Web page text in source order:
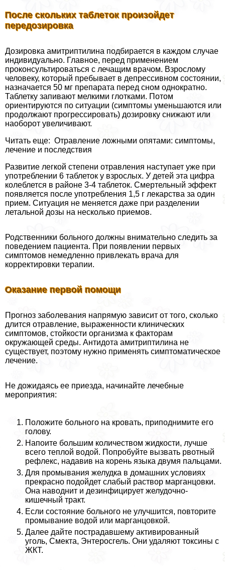
После скольких таблеток произойдет
передозировка
Дозировка амитриптилина подбирается в каждом случае
индивидуально. Главное, перед применением
проконсультироваться с лечащим врачом. Взрослому
человеку, который пребывает в депрессивном состоянии,
назначается 50 мг препарата перед сном однократно.
Таблетку запивают мелкими глотками. Потом
ориентируются по ситуации (симптомы уменьшаются или
продолжают прогрессировать) дозировку снижают или
наоборот увеличивают.
Читать еще: Отравление ложными опятами: симптомы,
лечение и последствия
Развитие легкой степени отравления наступает уже при
употрeблении 6 таблеток у взрослых. У детей эта цифра
колeблется в районе 3-4 таблеток. Смертельный эффект
появляется после употрeбления 1,5 г лекарства за один
прием. Ситуация не меняется даже при разделении
летальной дозы на несколько приемов.
Родственники больного должны внимательно следить за
поведением пациента. При появлении первых
симптомов немедленно привлекать врача для
корректировки терапии.
Оказание первой помощи
Прогноз заболевания напрямую зависит от того, сколько
длится отравление, выраженности клинических
симптомов, стойкости организма к факторам
окружающей среды. Антидота амитриптилина не
существует, поэтому нужно применять симптоматическое
лечение.
Не дожидаясь ее приезда, начинайте лечебные
мероприятия:
Положите больного на кровать, приподнимите его
голову.
Напоите большим количеством жидкости, лучше
всего теплой водой. Попробуйте вызвать рвотный
рефлекс, надавив на корень языка двумя пальцами.
Для промывания желудка в домашних условиях
прекрасно подойдет слабый раствор марганцовки.
Она наводнит и дезинфицирует желудочно-
кишечный тpaкт.
Если состояние больного не улучшится, повторите
промывание водой или марганцовкой.
Далее дайте пострадавшему активированный
уголь, Смекта, Энтеросгель. Они удаляют токсины с
ЖКТ.